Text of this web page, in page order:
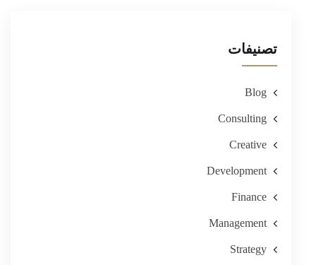
تصنيفات
Blog
Consulting
Creative
Development
Finance
Management
Strategy